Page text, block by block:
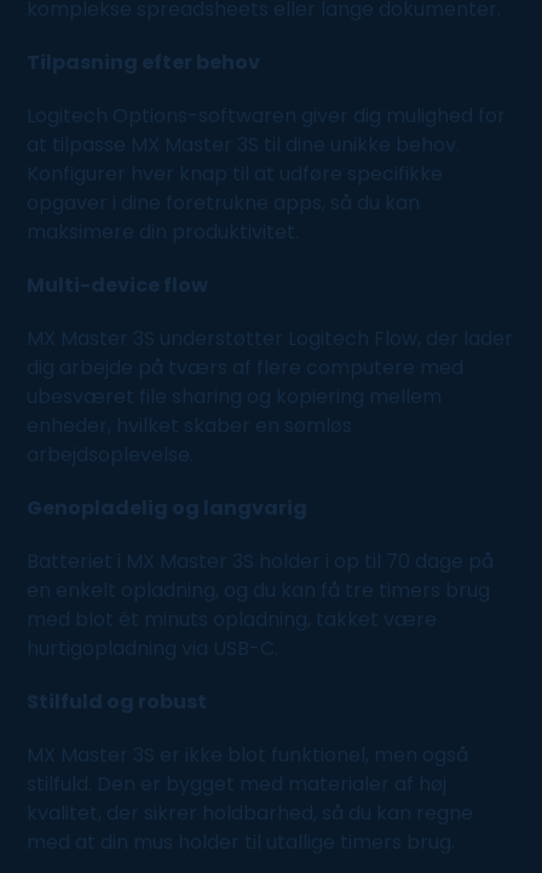
komplekse spreadsheets eller lange dokumenter.
Tilpasning efter behov
Logitech Options-softwaren giver dig mulighed for
at tilpasse MX Master 3S til dine unikke behov.
Konfigurer hver knap til at udføre specifikke
opgaver i dine foretrukne apps, så du kan
maksimere din produktivitet.
Multi-device flow
MX Master 3S understøtter Logitech Flow, der lader
dig arbejde på tværs af flere computere med
ubesværet file sharing og kopiering mellem
enheder, hvilket skaber en sømløs
arbejdsoplevelse.
Genopladelig og langvarig
Batteriet i MX Master 3S holder i op til 70 dage på
en enkelt opladning, og du kan få tre timers brug
med blot ét minuts opladning, takket være
hurtigopladning via USB-C.
Stilfuld og robust
MX Master 3S er ikke blot funktionel, men også
stilfuld. Den er bygget med materialer af høj
kvalitet, der sikrer holdbarhed, så du kan regne
med at din mus holder til utallige timers brug.